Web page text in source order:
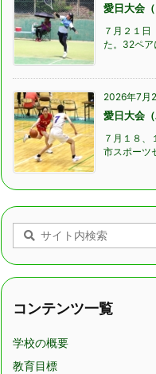
愛日大会
７月２１
た。32ペア
2026年7月
愛日大会（
７月１８、
市スポーツ
コンテンツ一覧
学校の概要
教育目標